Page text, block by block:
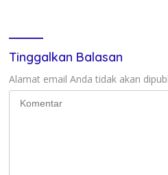
Tinggalkan Balasan
Alamat email Anda tidak akan